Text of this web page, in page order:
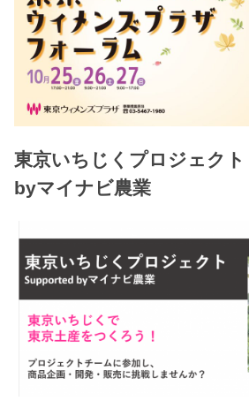
東京いちじくプロジェク
byマイナビ農業